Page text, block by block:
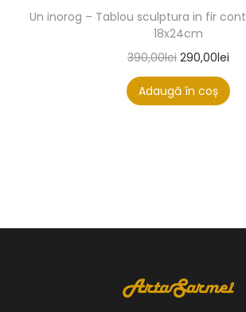
Un inorog – Tablou sculptura in fir
18x24cm
390,00lei 290,00lei
Adaugă în coș